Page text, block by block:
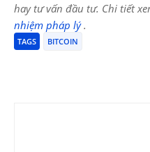
hay tư vấn đầu tư. Chi tiết
nhiệm pháp lý.
TAGS BITCOIN